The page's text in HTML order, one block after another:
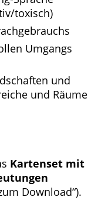
toxisch)
Umgangs
und
und Räume
Kartenset mit
Download“).